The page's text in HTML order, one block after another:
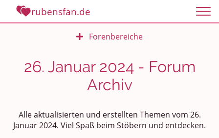
rubensfan.de
Forenbereiche
Rundum Leben
Politik und Weltgeschehen
Persönliches
26. Januar 2024 - Forum
Archiv
Alle aktualisierten und erstellten Themen vom 26.
Januar 2024. Viel Spaß beim Stöbern und entdecken.